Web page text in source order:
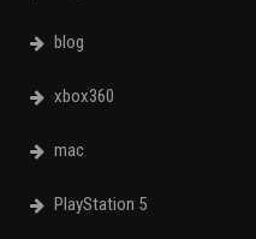
blog
xbox360
mac
PlayStation 5